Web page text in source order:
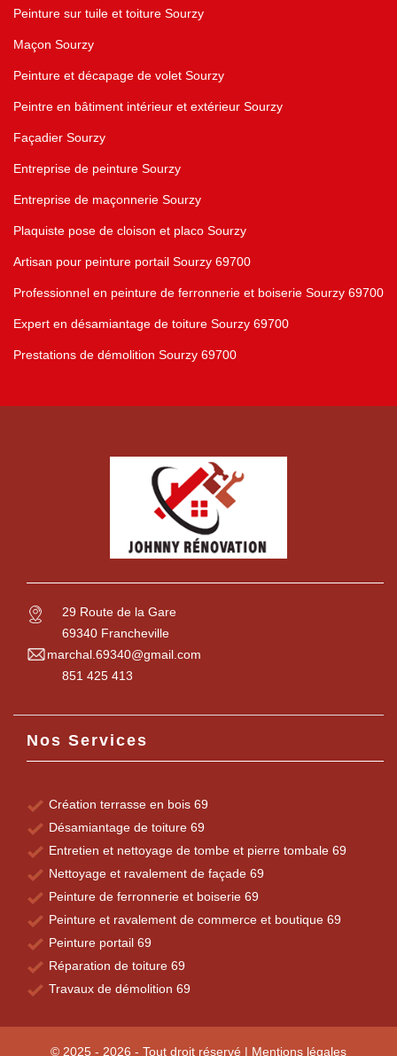
Peinture sur tuile et toiture Sourzy
Maçon Sourzy
Peinture et décapage de volet Sourzy
Peintre en bâtiment intérieur et extérieur Sourzy
Façadier Sourzy
Entreprise de peinture Sourzy
Entreprise de maçonnerie Sourzy
Plaquiste pose de cloison et placo Sourzy
Artisan pour peinture portail Sourzy 69700
Professionnel en peinture de ferronnerie et boiserie Sourzy 69700
Expert en désamiantage de toiture Sourzy 69700
Prestations de démolition Sourzy 69700
29 Route de la Gare
69340 Francheville
marchal.69340@gmail.com
851 425 413
Nos Services
Création terrasse en bois 69
Désamiantage de toiture 69
Entretien et nettoyage de tombe et pierre tombale 69
Nettoyage et ravalement de façade 69
Peinture de ferronnerie et boiserie 69
Peinture et ravalement de commerce et boutique 69
Peinture portail 69
Réparation de toiture 69
Travaux de démolition 69
© 2025 - 2026 - Tout droit réservé | Mentions légales